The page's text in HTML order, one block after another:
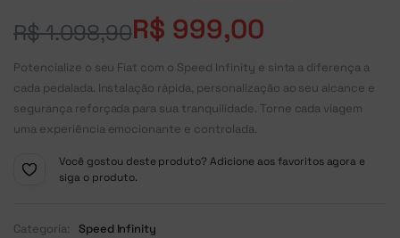
R$1.098,90R$ 999,00
Potencialize o seu Fiat com o Speed Infinity e sinta a diferença a
cada pedalada. Instalação rápida, personalização ao seu alcance e
segurança reforçada para sua tranquilidade. Torne cada viagem
uma experiência emocionante e controlada.
Você gostou deste produto? Adicione aos favoritos agora e
siga o produto.
Categoria: Speed Infinity